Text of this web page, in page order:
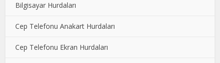
Bilgisayar Hurdaları
Cep Telefonu Anakart Hurdaları
Cep Telefonu Ekran Hurdaları